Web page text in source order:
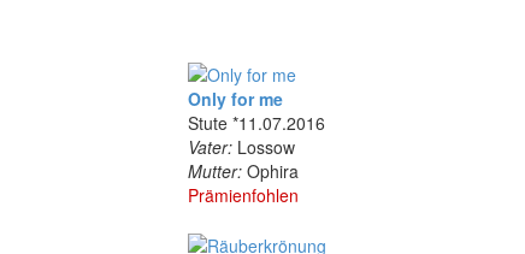
Only for me
Stute *11.07.2016
Vater: Lossow
Mutter: Ophira
Prämienfohlen